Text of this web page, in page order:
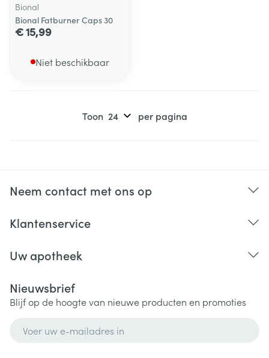
Bional
Bional Fatburner Caps 30
€ 15,99
Niet beschikbaar
Toon per pagina
Neem contact met ons op
Klantenservice
Uw apotheek
Nieuwsbrief
Blijf op de hoogte van nieuwe producten en promoties